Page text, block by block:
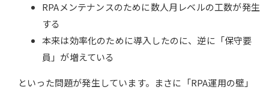
RPAメンテナンスのために数人月レベルの工数が発生
する
本来は効率化のために導入したのに、逆に「保守要
員」が増えている
といった問題が発生しています。まさに「RPA運用の壁」